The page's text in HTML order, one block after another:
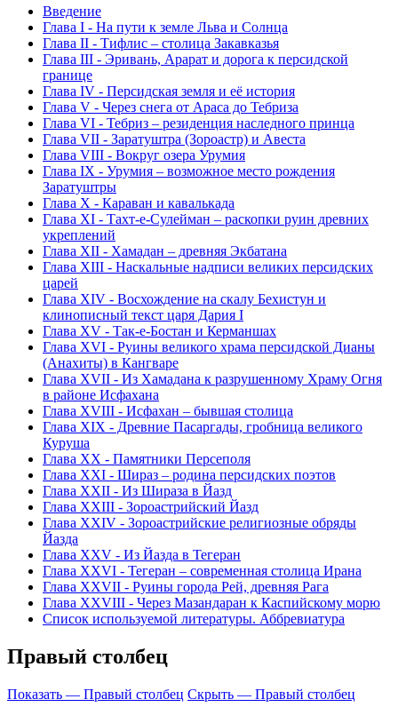
Введение
Глава I - На пути к земле Льва и Солнца
Глава II - Тифлис – столица Закавказья
Глава III - Эривань, Арарат и дорога к персидской
границе
Глава IV - Персидская земля и её история
Глава V - Через снега от Араса до Тебриза
Глава VI - Тебриз – резиденция наследного принца
Глава VII - Заратуштра (Зороастр) и Авеста
Глава VIII - Вокруг озера Урумия
Глава IX - Урумия – возможное место рождения
Заратуштры
Глава X - Караван и кавалькада
Глава XI - Тахт-е-Сулейман – раскопки руин древних
укреплений
Глава XII - Хамадан – древняя Экбатана
Глава XIII - Наскальные надписи великих персидских
царей
Глава XIV - Восхождение на скалу Бехистун и
клинописный текст царя Дария I
Глава XV - Так-е-Бостан и Керманшах
Глава XVI - Руины великого храма персидской Дианы
(Анахиты) в Кангваре
Глава XVII - Из Хамадана к разрушенному Храму Огня
в районе Исфахана
Глава XVIII - Исфахан – бывшая столица
Глава XIX - Древние Пасаргады, гробница великого
Куруша
Глава ХХ - Памятники Персеполя
Глава ХХI - Шираз – родина персидских поэтов
Глава XXII - Из Шираза в Йазд
Глава XXIII - Зороастрийский Йазд
Глава XXIV - Зороастрийские религиозные обряды
Йазда
Глава XXV - Из Йазда в Тегеран
Глава XXVI - Тегеран – современная столица Ирана
Глава XXVII - Руины города Рей, древняя Рага
Глава XXVIII - Через Мазандаран к Каспийскому морю
Список используемой литературы. Аббревиатура
Правый столбец
Показать — Правый столбец Скрыть — Правый столбец